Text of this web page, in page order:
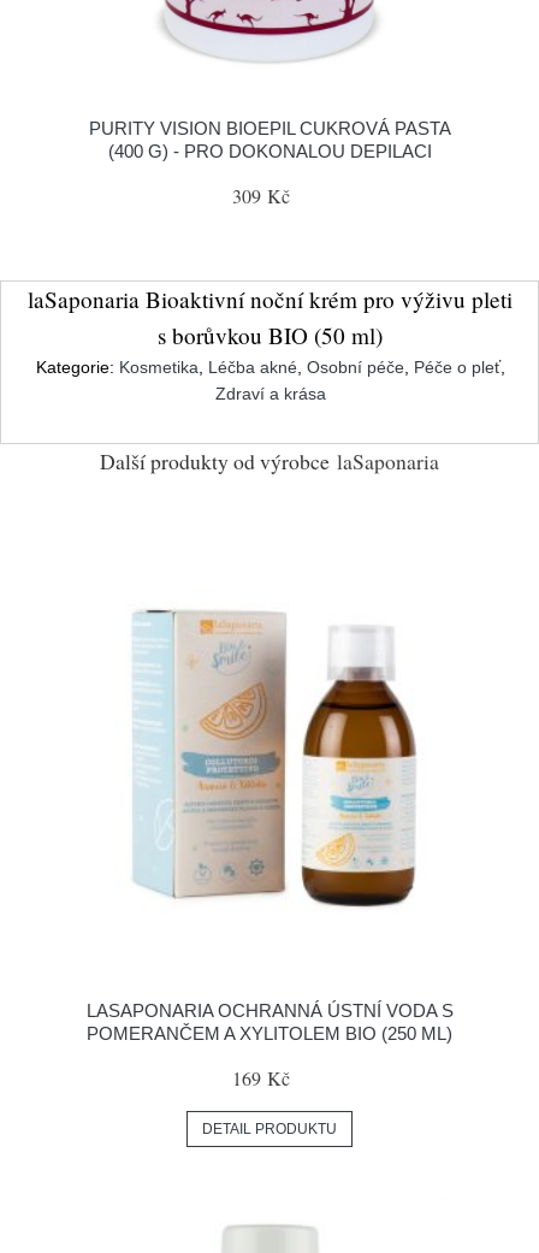
PURITY VISION BIOEPIL CUKROVÁ PASTA
(400 G) - PRO DOKONALOU DEPILACI
309 Kč
laSaponaria Bioaktivní noční krém pro výživu pleti
s borůvkou BIO (50 ml)
Kategorie: Kosmetika Léčba akné Osobní péče Péče o pleť,
Zdraví a krása
Další produkty od výrobce laSaponaria
LASAPONARIA OCHRANNÁ ÚSTNÍ VODA S
POMERANČEM A XYLITOLEM BIO (250 ML)
169 Kč
DETAIL PRODUKTU